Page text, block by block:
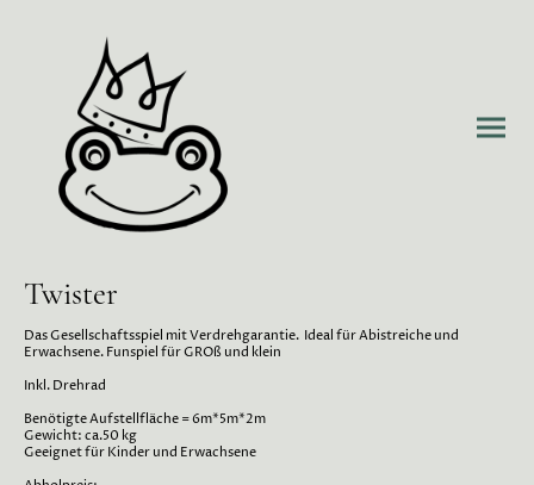
Twister
Das Gesellschaftsspiel mit Verdrehgarantie. Ideal für Abistreiche und
Erwachsene. Funspiel für GROß und klein
Inkl. Drehrad
Benötigte Aufstellfläche = 6m*5m*2m
Gewicht: ca.50 kg
Geeignet für Kinder und Erwachsene